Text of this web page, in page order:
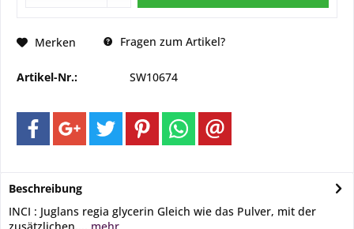
Merken Fragen zum Artikel?
Artikel-Nr.: SW10674
Beschreibung
INCI : Juglans regia glycerin Gleich wie das Pulver, mit der